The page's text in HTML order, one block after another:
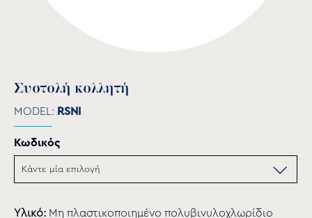
Συστολή κολλητή
MODEL: RSNI
Κωδικός
Υλικό: Μη πλαστικοποιημένο πολυβινυλοχλωρίδιο